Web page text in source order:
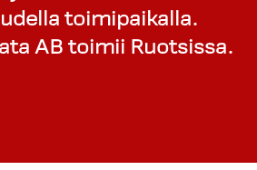
toimipaikalla.
AB toimii Ruotsissa.